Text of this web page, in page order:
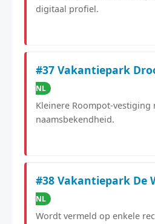
digitaal profiel.
#37 Vakantiepark
NL
Kleinere Roompot-vestiging
naamsbekendheid.
#38 Vakantiepark De
NL
Wordt vermeld op enkele